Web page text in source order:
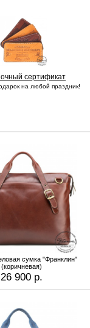
сертификат
на любой праздник!
сумка "Франклин"
(коричневая)
26 900 р.